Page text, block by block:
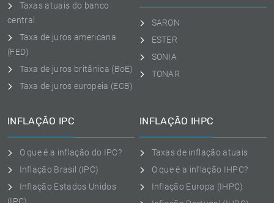
Taxas atuais do banco
central
Taxa de juros americana
(FED)
Taxa de juros britânica (BoE)
Taxa de juros europeia (ECB)
SARON
ESTER
SONIA
TONAR
INFLAÇÃO IPC
O que é a inflação do IPC?
Inflação Brasil (IPC)
Inflação Estados Unidos
INFLAÇÃO IHPC
Taxas de inflação atuais
O que é a inflação IHPC?
Inflação Europa (IHPC)